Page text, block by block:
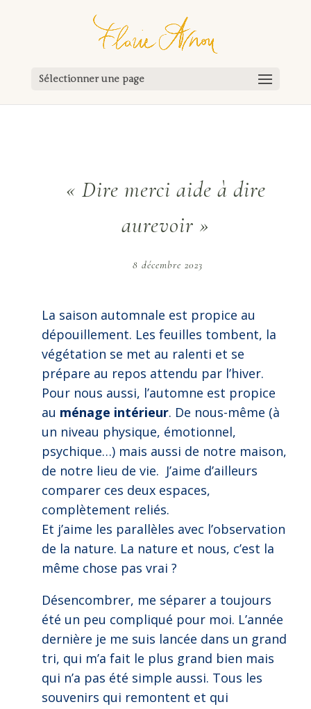
Sélectionner une page
« Dire merci aide à dire
aurevoir »
8 décembre 2023
La saison automnale est propice au
dépouillement. Les feuilles tombent, la
végétation se met au ralenti et se
prépare au repos attendu par l’hiver.
Pour nous aussi, l’automne est propice
au ménage intérieur. De nous-même (à
un niveau physique, émotionnel,
psychique…) mais aussi de notre maison,
de notre lieu de vie. J’aime d’ailleurs
comparer ces deux espaces,
complètement reliés.
Et j’aime les parallèles avec l’observation
de la nature. La nature et nous, c’est la
même chose pas vrai ?
Désencombrer, me séparer a toujours
été un peu compliqué pour moi. L’année
dernière je me suis lancée dans un grand
tri, qui m’a fait le plus grand bien mais
qui n’a pas été simple aussi. Tous les
souvenirs qui remontent et qui